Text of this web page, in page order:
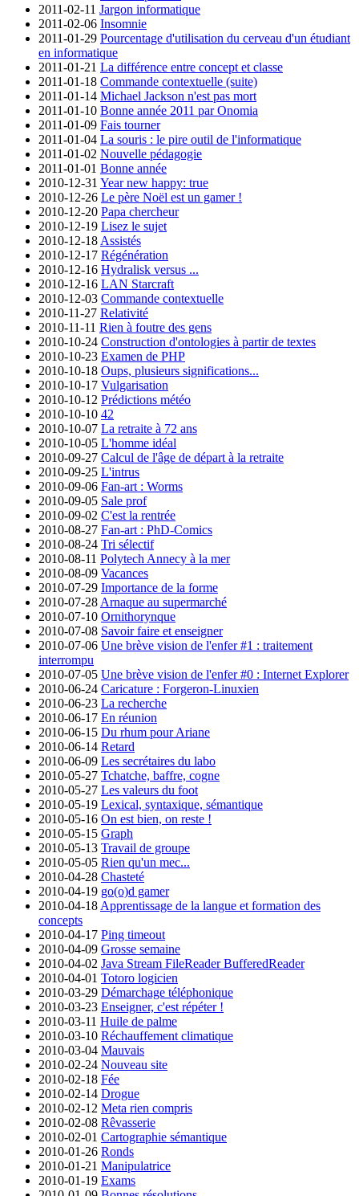
2011-02-11 Jargon informatique
2011-02-06 Insomnie
2011-01-29 Pourcentage d'utilisation du cerveau d'un étudiant
en informatique
2011-01-21 La différence entre concept et classe
2011-01-18 Commande contextuelle (suite)
2011-01-14 Michael Jackson n'est pas mort
2011-01-10 Bonne année 2011 par Onomia
2011-01-09 Fais tourner
2011-01-04 La souris : le pire outil de l'informatique
2011-01-02 Nouvelle pédagogie
2011-01-01 Bonne année
2010-12-31 Year new happy: true
2010-12-26 Le père Noël est un gamer !
2010-12-20 Papa chercheur
2010-12-19 Lisez le sujet
2010-12-18 Assistés
2010-12-17 Régénération
2010-12-16 Hydralisk versus ...
2010-12-16 LAN Starcraft
2010-12-03 Commande contextuelle
2010-11-27 Relativité
2010-11-11 Rien à foutre des gens
2010-10-24 Construction d'ontologies à partir de textes
2010-10-23 Examen de PHP
2010-10-18 Oups, plusieurs significations...
2010-10-17 Vulgarisation
2010-10-12 Prédictions météo
2010-10-10 42
2010-10-07 La retraite à 72 ans
2010-10-05 L'homme idéal
2010-09-27 Calcul de l'âge de départ à la retraite
2010-09-25 L'intrus
2010-09-06 Fan-art : Worms
2010-09-05 Sale prof
2010-09-02 C'est la rentrée
2010-08-27 Fan-art : PhD-Comics
2010-08-24 Tri sélectif
2010-08-11 Polytech Annecy à la mer
2010-08-09 Vacances
2010-07-29 Importance de la forme
2010-07-28 Arnaque au supermarché
2010-07-10 Ornithorynque
2010-07-08 Savoir faire et enseigner
2010-07-06 Une brève vision de l'enfer #1 : traitement
interrompu
2010-07-05 Une brève vision de l'enfer #0 : Internet Explorer
2010-06-24 Caricature : Forgeron-Linuxien
2010-06-23 La recherche
2010-06-17 En réunion
2010-06-15 Du rhum pour Ariane
2010-06-14 Retard
2010-06-09 Les secrétaires du labo
2010-05-27 Tchatche, baffre, cogne
2010-05-27 Les valeurs du foot
2010-05-19 Lexical, syntaxique, sémantique
2010-05-16 On est bien, on reste !
2010-05-15 Graph
2010-05-13 Travail de groupe
2010-05-05 Rien qu'un mec...
2010-04-28 Chasteté
2010-04-19 go(o)d gamer
2010-04-18 Apprentissage de la langue et formation des
concepts
2010-04-17 Ping timeout
2010-04-09 Grosse semaine
2010-04-02 Java Stream FileReader BufferedReader
2010-04-01 Totoro logicien
2010-03-29 Démarchage téléphonique
2010-03-23 Enseigner, c'est répéter !
2010-03-11 Huile de palme
2010-03-10 Réchauffement climatique
2010-03-04 Mauvais
2010-02-24 Nouveau site
2010-02-18 Fée
2010-02-14 Drogue
2010-02-12 Meta rien compris
2010-02-08 Rêvasserie
2010-02-01 Cartographie sémantique
2010-01-26 Ronds
2010-01-21 Manipulatrice
2010-01-19 Exams